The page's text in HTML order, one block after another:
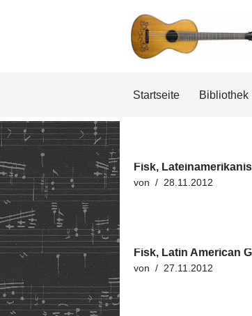
Startseite Bibliothek
Fisk,
von 28.11.2012
Fisk, Latin American
von 27.11.2012